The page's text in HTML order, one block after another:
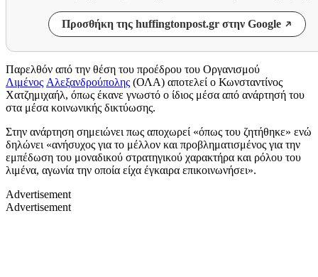
Προσθήκη της huffingtonpost.gr στην Google
Παρελθόν από την θέση του προέδρου του Οργανισμού
Λιμένος Αλεξανδρούπολης (ΟΛΑ) αποτελεί ο Κωνσταντίνος
Χατζημιχαήλ, όπως έκανε γνωστό ο ίδιος μέσα από ανάρτησή του
στα μέσα κοινωνικής δικτύωσης.
Στην ανάρτηση σημειώνει πως αποχωρεί «όπως του ζητήθηκε» ενώ
δηλώνει «ανήσυχος για το μέλλον και προβληματισμένος για την
εμπέδωση του μοναδικού στρατηγικού χαρακτήρα και ρόλου του
λιμένα, αγωνία την οποία είχα έγκαιρα επικοινωνήσει».
Advertisement
Advertisement